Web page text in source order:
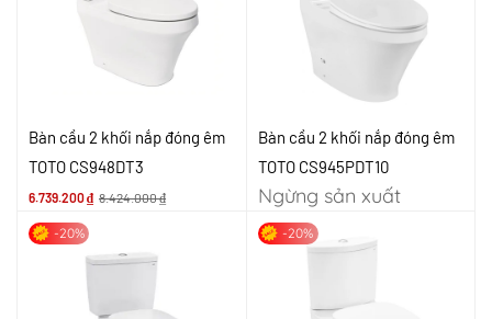
Bàn cầu 2 khối nắp đóng êm
TOTO CS948DT3
6.739.200₫ 8.424.000₫
Bàn cầu 2 khối nắp đóng êm
TOTO CS945PDT10
Ngừng sản xuất
-20% -20%